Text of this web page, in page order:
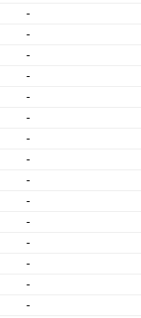
-
-
-
-
-
-
-
-
-
-
-
-
-
-
-